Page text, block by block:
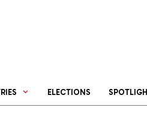
ELECTIONS